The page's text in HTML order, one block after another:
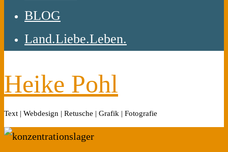
BLOG
Land.Liebe.Leben.
Heike Pohl
Text | Webdesign | Retusche | Grafik | Fotografie